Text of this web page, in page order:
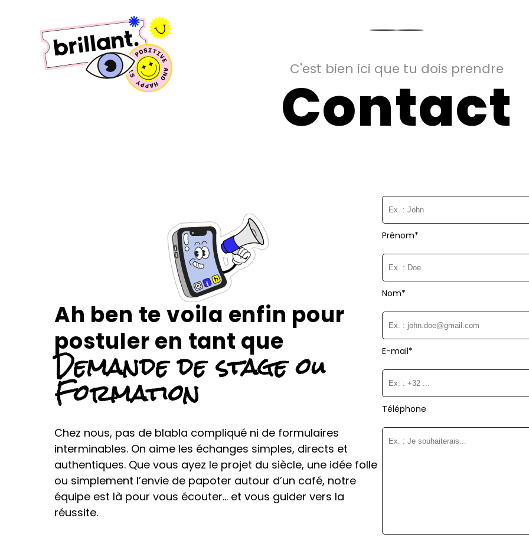
C'est bien ici que tu dois prendre
Contact
Ah ben te voila enfin pour
postuler en tant que
Demande de stage ou
Formation
Chez nous, pas de blabla compliqué ni de formulaires
interminables. On aime les échanges simples, directs et
authentiques. Que vous ayez le projet du siècle, une idée folle
ou simplement l’envie de papoter autour d’un café, notre
équipe est là pour vous écouter… et vous guider vers la
réussite.
Prénom*
Nom*
E-mail*
Téléphone